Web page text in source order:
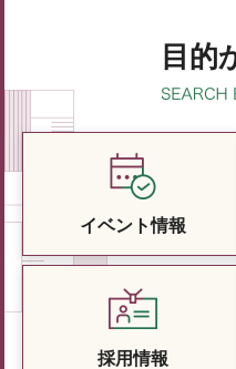
目的
イベント情報
採用情報